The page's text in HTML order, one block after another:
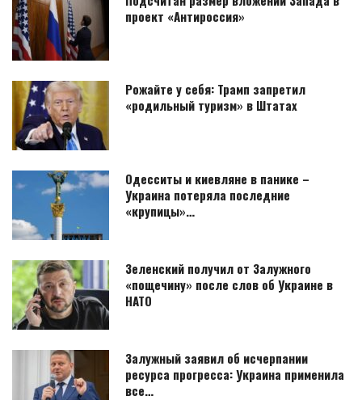
проект «Антироссия»
Рожайте у себя: Трамп запретил
«родильный туризм» в Штатах
Одесситы и киевляне в панике –
Украина потеряла последние
«крупицы»…
Зеленский получил от Залужного
«пощечину» после слов об Украине в
НАТО
Залужный заявил об исчерпании
ресурса прогресса: Украина применила
все…